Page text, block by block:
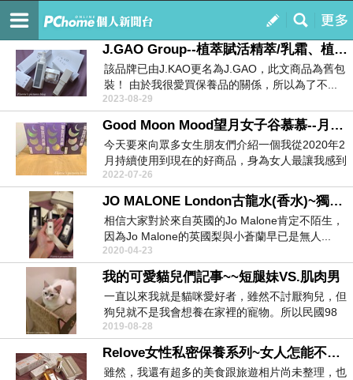
我的
訂閱
Florrie’s pictures blog
J.GAO Group--植萃賦活精萃/乳霜、植萃淨顏露~清爽的保養品
該品牌已由J.KAO更名為J.GAO，此文商品為舊包
裝！ 由於我很愛買保養品的關係，所以為了不...
2023-08-29
Good Moon Mood望月女子谷慕慕--月亮褲~女生生理期必備的好用品，用過就回不去了！
今天要來向眾多女生朋友們介紹一個我從2020年2
月持續使用到現在的好商品，身為女人最讓我感到
不便的地...
2022-07-26
JO MALONE London古龍水(香水)~獨特揉香風格，讓人一聞就難忘不已！
相信大家對於來自英國的Jo Malone肯定不陌生，
因為Jo Malone的英國梨與小蒼蘭早已是無人...
2020-04-23
我的可愛貓兒們記事~~短腿妹VS.肌肉男
一直以來我就是貓咪愛好者，雖然不討厭狗兒，但
狗兒就不是我會想養在家裡的寵物。所以民國98
年養了第一隻...
2019-08-28
Relove女性私密保養系列~女人怎能不好好照顧自己的私密肌！
雖然，我還有超多的美食跟旅遊相片尚未整理，也